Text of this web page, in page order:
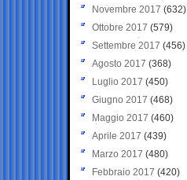
Novembre 2017 (632)
Ottobre 2017 (579)
Settembre 2017 (456)
Agosto 2017 (368)
Luglio 2017 (450)
Giugno 2017 (468)
Maggio 2017 (460)
Aprile 2017 (439)
Marzo 2017 (480)
Febbraio 2017 (420)